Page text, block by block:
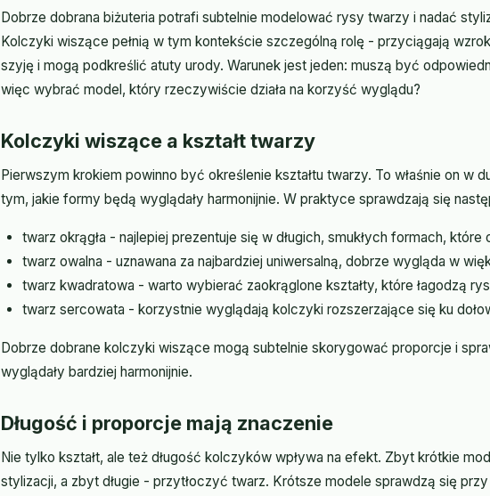
Dobrze dobrana biżuteria potrafi subtelnie modelować rysy twarzy i nadać
Kolczyki wiszące pełnią w tym kontekście szczególną rolę - przyciągają
szyję i mogą podkreślić atuty urody. Warunek jest jeden: muszą być
więc wybrać model, który rzeczywiście działa na korzyść wyglądu?
Kolczyki wiszące a kształt twarzy
Pierwszym krokiem powinno być określenie kształtu twarzy. To właśnie on w
tym, jakie formy będą wyglądały harmonijnie. W praktyce sprawdzają się
twarz okrągła - najlepiej prezentuje się w długich, smukłych formach, które
twarz owalna - uznawana za najbardziej uniwersalną, dobrze wygląda w
twarz kwadratowa - warto wybierać zaokrąglone kształty, które łagodzą
twarz sercowata - korzystnie wyglądają kolczyki rozszerzające się ku
Dobrze dobrane kolczyki wiszące mogą subtelnie skorygować proporcje i
wyglądały bardziej harmonijnie.
Długość i proporcje mają znaczenie
Nie tylko kształt, ale też długość kolczyków wpływa na efekt. Zbyt krótkie
stylizacji, a zbyt długie - przytłoczyć twarz. Krótsze modele sprawdzą się